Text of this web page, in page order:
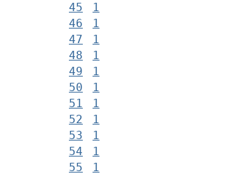
45
1
46
1
47
1
48
1
49
1
50
1
51
1
52
1
53
1
54
1
55
1